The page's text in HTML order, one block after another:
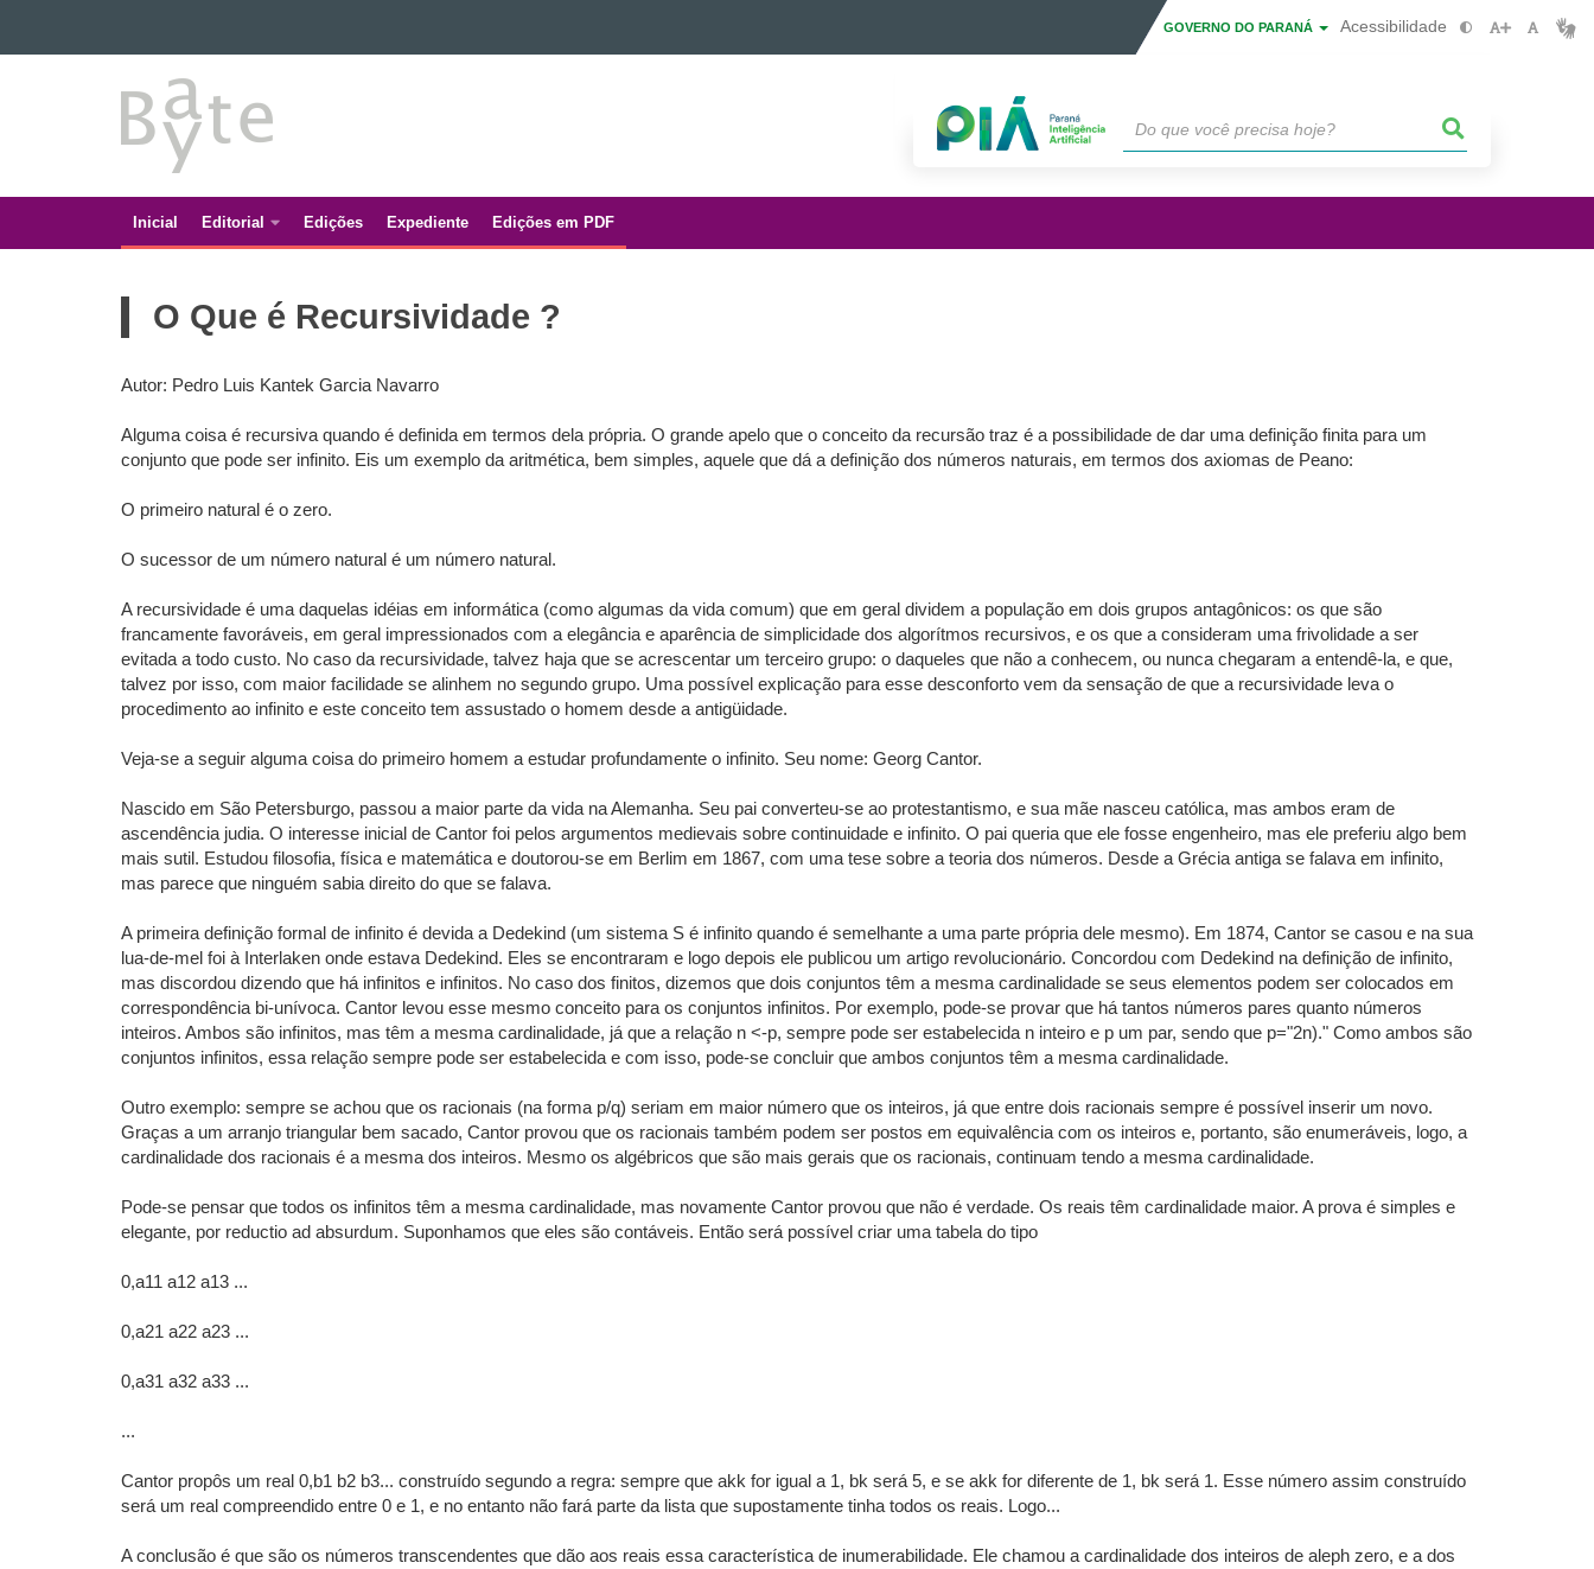
Ir para a navegação
Ir para a busca
GOVERNO DO PARANÁ Acessibilidade
BATE
BYTE
Navegação
Inicial Editorial Edições Expediente Edições em PDF
O Que é Recursividade ?
Autor: Pedro Luis Kantek Garcia Navarro
Alguma coisa é recursiva quando é definida em termos dela própria. O grande apelo que o conceito da recursão traz é a possibilidade de dar uma definição finita para um
conjunto que pode ser infinito. Eis um exemplo da aritmética, bem simples, aquele que dá a definição dos números naturais, em termos dos axiomas de Peano:
O primeiro natural é o zero.
O sucessor de um número natural é um número natural.
A recursividade é uma daquelas idéias em informática (como algumas da vida comum) que em geral dividem a população em dois grupos antagônicos: os que são
francamente favoráveis, em geral impressionados com a elegância e aparência de simplicidade dos algorítmos recursivos, e os que a consideram uma frivolidade a ser
evitada a todo custo. No caso da recursividade, talvez haja que se acrescentar um terceiro grupo: o daqueles que não a conhecem, ou nunca chegaram a entendê-la, e que,
talvez por isso, com maior facilidade se alinhem no segundo grupo. Uma possível explicação para esse desconforto vem da sensação de que a recursividade leva o
procedimento ao infinito e este conceito tem assustado o homem desde a antigüidade.
Veja-se a seguir alguma coisa do primeiro homem a estudar profundamente o infinito. Seu nome: Georg Cantor.
Nascido em São Petersburgo, passou a maior parte da vida na Alemanha. Seu pai converteu-se ao protestantismo, e sua mãe nasceu católica, mas ambos eram de
ascendência judia. O interesse inicial de Cantor foi pelos argumentos medievais sobre continuidade e infinito. O pai queria que ele fosse engenheiro, mas ele preferiu algo bem
mais sutil. Estudou filosofia, física e matemática e doutorou-se em Berlim em 1867, com uma tese sobre a teoria dos números. Desde a Grécia antiga se falava em infinito,
mas parece que ninguém sabia direito do que se falava.
A primeira definição formal de infinito é devida a Dedekind (um sistema S é infinito quando é semelhante a uma parte própria dele mesmo). Em 1874, Cantor se casou e na sua
lua-de-mel foi à Interlaken onde estava Dedekind. Eles se encontraram e logo depois ele publicou um artigo revolucionário. Concordou com Dedekind na definição de infinito,
mas discordou dizendo que há infinitos e infinitos. No caso dos finitos, dizemos que dois conjuntos têm a mesma cardinalidade se seus elementos podem ser colocados em
correspondência bi-unívoca. Cantor levou esse mesmo conceito para os conjuntos infinitos. Por exemplo, pode-se provar que há tantos números pares quanto números
inteiros. Ambos são infinitos, mas têm a mesma cardinalidade, já que a relação n <-p, sempre pode ser estabelecida n inteiro e p um par, sendo que p="2n)." Como ambos são
conjuntos infinitos, essa relação sempre pode ser estabelecida e com isso, pode-se concluir que ambos conjuntos têm a mesma cardinalidade.
Outro exemplo: sempre se achou que os racionais (na forma p/q) seriam em maior número que os inteiros, já que entre dois racionais sempre é possível inserir um novo.
Graças a um arranjo triangular bem sacado, Cantor provou que os racionais também podem ser postos em equivalência com os inteiros e, portanto, são enumeráveis, logo, a
cardinalidade dos racionais é a mesma dos inteiros. Mesmo os algébricos que são mais gerais que os racionais, continuam tendo a mesma cardinalidade.
Pode-se pensar que todos os infinitos têm a mesma cardinalidade, mas novamente Cantor provou que não é verdade. Os reais têm cardinalidade maior. A prova é simples e
elegante, por reductio ad absurdum. Suponhamos que eles são contáveis. Então será possível criar uma tabela do tipo
0,a11 a12 a13 ...
0,a21 a22 a23 ...
0,a31 a32 a33 ...
...
Cantor propôs um real 0,b1 b2 b3... construído segundo a regra: sempre que akk for igual a 1, bk será 5, e se akk for diferente de 1, bk será 1. Esse número assim construído
será um real compreendido entre 0 e 1, e no entanto não fará parte da lista que supostamente tinha todos os reais. Logo...
A conclusão é que são os números transcendentes que dão aos reais essa característica de inumerabilidade. Ele chamou a cardinalidade dos inteiros de aleph zero, e a dos